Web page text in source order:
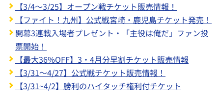
【3/4～3/25】オープン戦チケット販売情報！
【ファイト！九州】公式戦宮崎・鹿児島チケット発売！
開幕3連戦入場者プレゼント・「主役は俺だ」ファン投
票開始！
【最大36%OFF】3・4月分早割チケット販売情報
【3/31～4/27】公式戦チケット販売情報！
【3/31~4/2】勝利のハイタッチ権利付チケット